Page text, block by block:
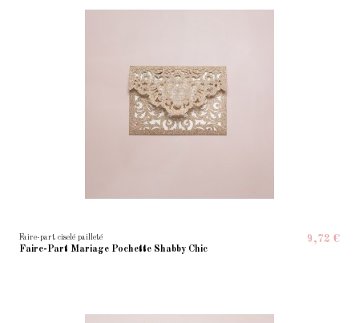
Faire-part ciselé pailleté
Faire-Part Mariage Pochette Shabby Chic
9,72 €